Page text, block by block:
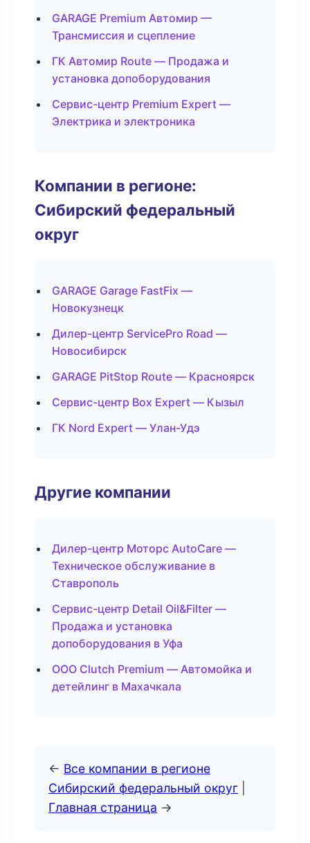
GARAGE Premium Автомир —
Трансмиссия и сцепление
ГК Автомир Route — Продажа и
установка допоборудования
Сервис-центр Premium Expert —
Электрика и электроника
Компании в регионе:
Сибирский федеральный
округ
GARAGE Garage FastFix —
Новокузнецк
Дилер-центр ServicePro Road —
Новосибирск
GARAGE PitStop Route — Красноярск
Сервис-центр Box Expert — Кызыл
ГК Nord Expert — Улан-Удэ
Другие компании
Дилер-центр Моторс AutoCare —
Техническое обслуживание в
Ставрополь
Сервис-центр Detail Oil&Filter —
Продажа и установка
допоборудования в Уфа
ООО Clutch Premium — Автомойка и
детейлинг в Махачкала
← Все компании в регионе
Сибирский федеральный округ
Главная страница →